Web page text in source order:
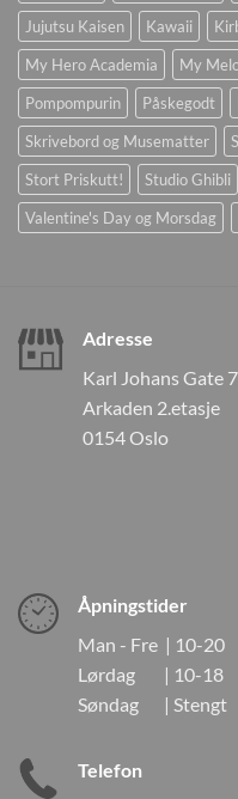
Jujutsu Kaisen
Kawaii
My Hero Academia
My
Pompompurin
Påskegodt
Skrivebord og Musematter
Stort Priskutt!
Studio Ghibli
Valentine's Day og Morsdag
Adresse
Karl Johans Gate 7
Arkaden 2.etasje
0154 Oslo
Åpningstider
Man - Fre | 10-20
Lørdag | 10-18
Søndag | Stengt
Telefon